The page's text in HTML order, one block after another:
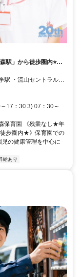
駅」から徒歩圏内⭐》
駅 ・流山セントラルパ
17：30 3) 07：30～
保育園 《残業なし★年
歩圏内★》保育園での
の健康管理を中心に
給あり